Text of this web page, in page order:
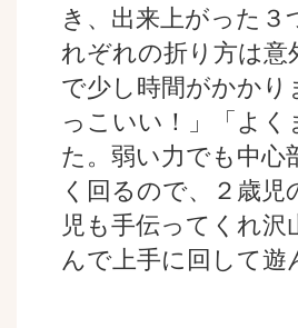
き、出来上がった
れぞれの折り方は
で少し時間がかか
っこいい！」「よ
た。弱い力でも中
く回るので、２歳
児も手伝ってくれ
んで上手に回して遊